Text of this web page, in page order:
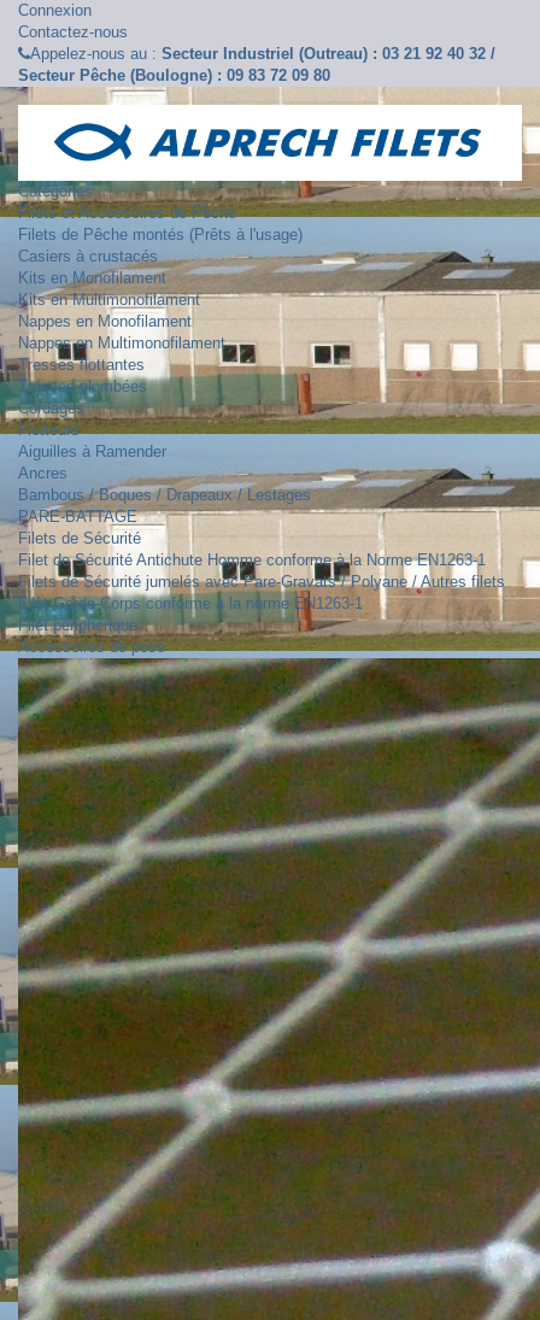
Connexion
Contactez-nous
Appelez-nous au : Secteur Industriel (Outreau) : 03 21 92 40 32 /
Secteur Pêche (Boulogne) : 09 83 72 09 80
Catégories
Filets et Accessoires de Pêche
Filets de Pêche montés (Prêts à l'usage)
Casiers à crustacés
Kits en Monofilament
Kits en Multimonofilament
Nappes en Monofilament
Nappes en Multimonofilament
Tresses flottantes
Tresses plombées
Cordages
Flotteurs
Aiguilles à Ramender
Ancres
Bambous / Boques / Drapeaux / Lestages
PARE-BATTAGE
Filets de Sécurité
Filet de Sécurité Antichute Homme conforme à la Norme EN1263-1
Filets de Sécurité jumelés avec Pare-Gravats / Polyane / Autres filets
Filet Garde-Corps conforme à la norme EN1263-1
Filet périphérique
Accessoires de pose